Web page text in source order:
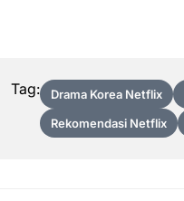
Tag: Drama Korea Netflix
Rekomendasi Netflix